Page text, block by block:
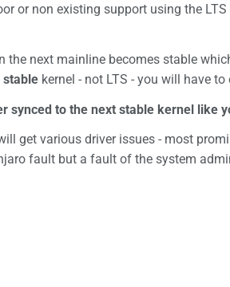
or non existing support using the
the next mainline becomes stable
stable kernel - not LTS - you will have
synced to the next stable kernel like
get various driver issues - most
fault but a fault of the system